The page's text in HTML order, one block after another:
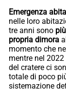
Emergenza
nelle loro
tre anni sono
propria dimora
momento che
mentre nel
del cratere ci
totale di poco
sistemazione